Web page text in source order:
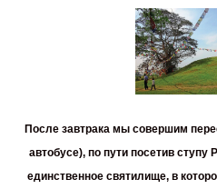
После завтрака мы совершим
автобусе), по пути посетив ступу
единственное святилище, в